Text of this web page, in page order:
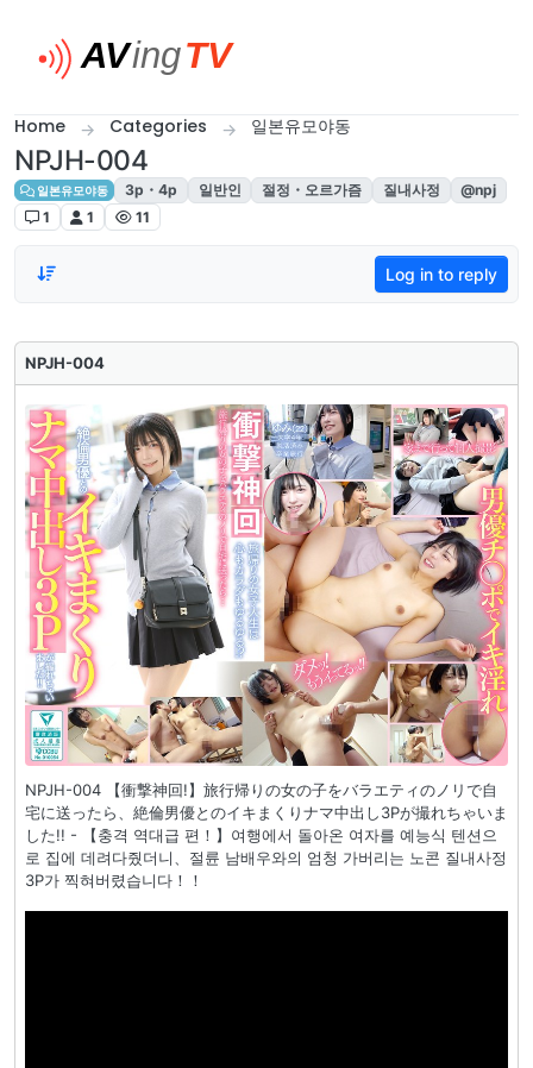
Home Categories 일본유모야동
NPJH-004
일본유모야동 3p・4p 일반인 절정・오르가즘 질내사정
@npj
1
1 11
Log in to reply
NPJH-004
NPJH-004 【衝撃神回!】旅行帰りの女の子をバラエティのノリで自
宅に送ったら、絶倫男優とのイキまくりナマ中出し3Pが撮れちゃいま
した!! - 【충격 역대급 편！】여행에서 돌아온 여자를 예능식 텐션으
로 집에 데려다줬더니、절륜 남배우와의 엄청 가버리는 노콘 질내사정
3P가 찍혀버렸습니다！！